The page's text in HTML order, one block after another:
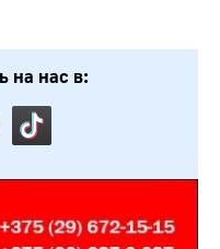
на нас в: